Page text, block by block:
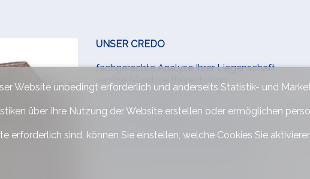
UNSER CREDO
fachgerechte Analyse Ihrer Liegenschaft
professionelle Immobilienvermarktung
intensive Begleitung von Käufer- und
Einholen von Finanzierungsofferten
Website unbedingt erforderlich und anderseits Statistik- und
über Ihre Nutzung der Website erstellen oder ermöglichen
erforderlich sind, können Sie einstellen, welche Cookies Sie